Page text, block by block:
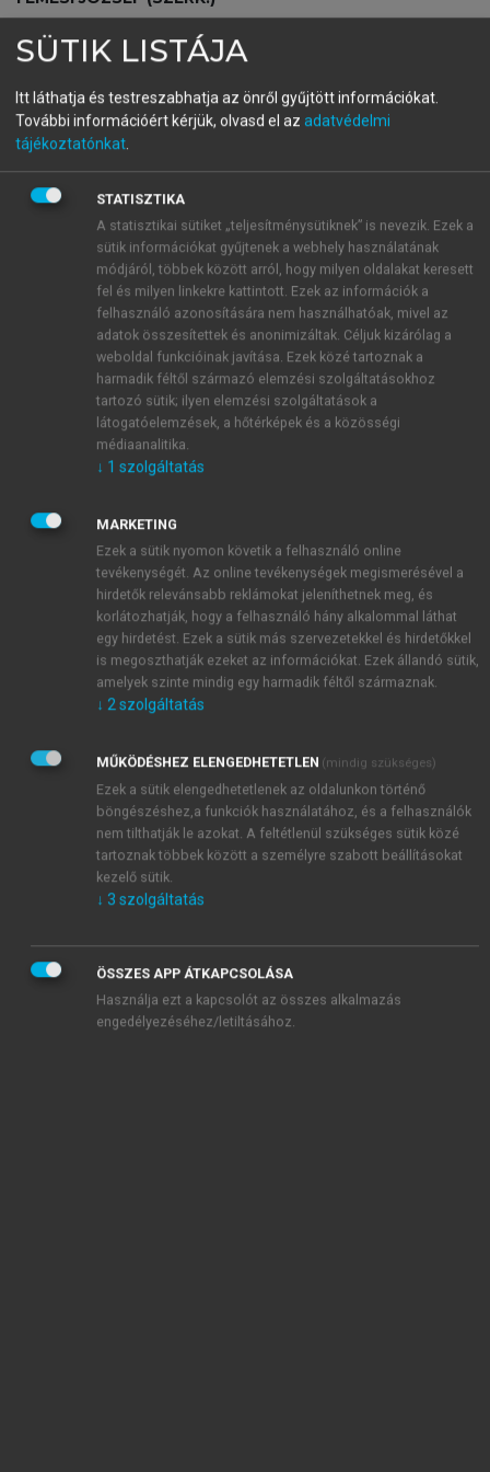
Közgazdasági Nobel-díjasok
2005-2024
menu_book OLVASÁS
Életút
Thaler 1945. szeptember 12-én született East
Orange-ban, az Egyesült Államokban. Közgazdasági
mester- és PhD-fokozatát a Rochesteri Egyetemen
szerezte 1970-ben, illetve 1974-ben. Adjunktusi
beosztásban tanított a Rochester Management
Graduate Schoolban (1974–1978), majd a New York
állambeli Ithaca Cornell Egyetemének üzleti karán
1986-ban egyetemi tanári kinevezést kapott. 1988 és
1995 között a Cornell Egyetem Johnson Schooljában
dolgozott professzorként és a Cornell Egyetem
Viselkedés-gazdaságtani és Döntéskutatási
Központjának alapítójaként. 1977–1978-ban egy évig
az NBER (National Bureau of Economic Research)
ösztöndíjasa volt a kaliforniai Stanfordon. A Cornell
Egyetem közgazdaság-tudományi karán (1988–
1995), majd 1995-től a Chicagói Egyetem Booth
School of Business részlegén a viselkedéstudomány
és a közgazdaságtan kiemelt professzori állásait
SÜTIK LISTÁJA
Itt láthatja és testreszabhatja az önről gyűjtött információkat.
További információért kérjük, olvasd el az adatvédelmi
tájékoztatónkat
STATISZTIKA
A statisztikai sütiket „teljesítménysütiknek” is nevezik. Ezek a
sütik információkat gyűjtenek a webhely használatának
módjáról, többek között arról, hogy milyen oldalakat keresett
fel és milyen linkekre kattintott. Ezek az információk a
felhasználó azonosítására nem használhatóak, mivel az
adatok összesítettek és anonimizáltak. Céljuk kizárólag a
weboldal funkcióinak javítása. Ezek közé tartoznak a
harmadik féltől származó elemzési szolgáltatásokhoz
tartozó sütik; ilyen elemzési szolgáltatások a
látogatóelemzések, a hőtérképek és a közösségi
médiaanalitika.
↓ 1 szolgáltatás
MARKETING
Ezek a sütik nyomon követik a felhasználó online
tevékenységét. Az online tevékenységek megismerésével a
hirdetők relevánsabb reklámokat jeleníthetnek meg, és
korlátozhatják, hogy a felhasználó hány alkalommal láthat
egy hirdetést. Ezek a sütik más szervezetekkel és hirdetőkkel
is megoszthatják ezeket az információkat. Ezek állandó sütik,
amelyek szinte mindig egy harmadik féltől származnak.
↓ 2 szolgáltatás
MŰKÖDÉSHEZ ELENGEDHETETLEN (mindig szükséges)
Ezek a sütik elengedhetetlenek az oldalunkon történő
böngészéshez,a funkciók használatához, és a felhasználók
nem tilthatják le azokat. A feltétlenül szükséges sütik közé
tartoznak többek között a személyre szabott beállításokat
kezelő sütik.
↓ 3 szolgáltatás
ÖSSZES APP ÁTKAPCSOLÁSA
Használja ezt a kapcsolót az összes alkalmazás
engedélyezéséhez/letiltásához.